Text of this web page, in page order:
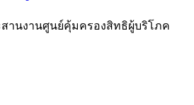
สานงานศูนย์คุ้มครองสิทธิผู้บริโภค